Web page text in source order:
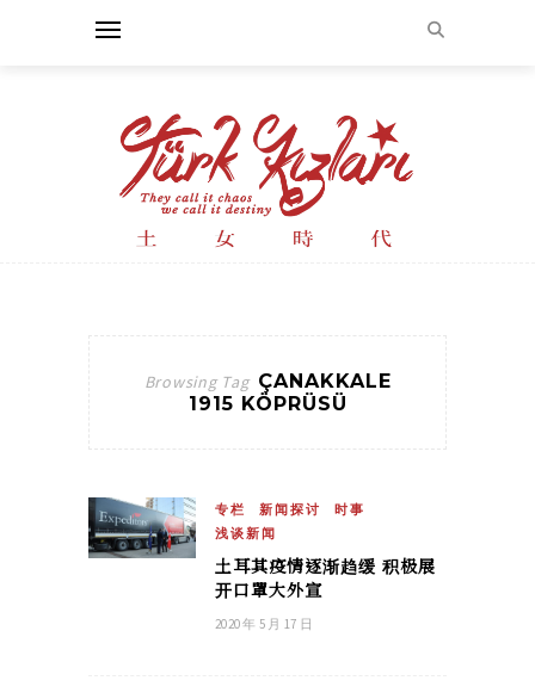
Browsing Tag ÇANAKKALE
1915 KÖPRÜSÜ
专栏 新闻探讨
时事
浅谈新闻
土耳其疫情逐渐趋缓 积极展
开口罩大外宣
2020 年 5 月 17 日